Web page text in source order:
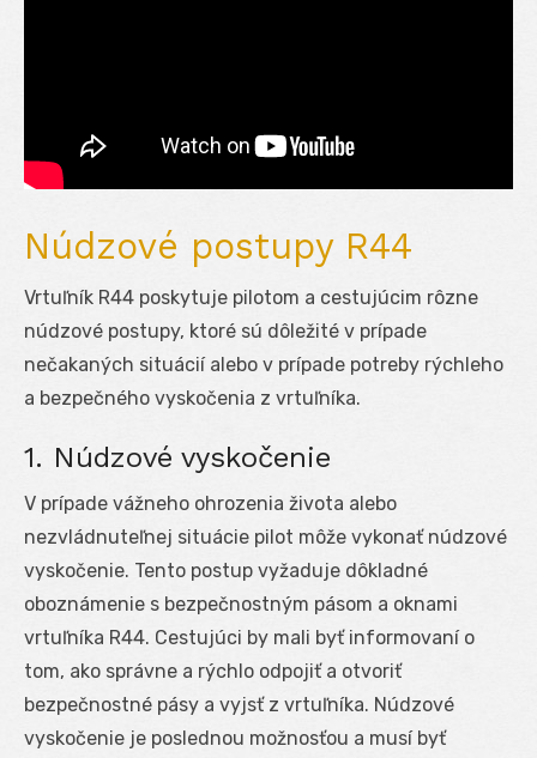
Núdzové postupy R44
Vrtuľník R44 poskytuje pilotom a cestujúcim rôzne
núdzové postupy, ktoré sú dôležité v prípade
nečakaných situácií alebo v prípade potreby rýchleho
a bezpečného vyskočenia z vrtuľníka.
1. Núdzové vyskočenie
V prípade vážneho ohrozenia života alebo
nezvládnuteľnej situácie pilot môže vykonať núdzové
vyskočenie. Tento postup vyžaduje dôkladné
oboznámenie s bezpečnostným pásom a oknami
vrtuľníka R44. Cestujúci by mali byť informovaní o
tom, ako správne a rýchlo odpojiť a otvoriť
bezpečnostné pásy a vyjsť z vrtuľníka. Núdzové
vyskočenie je poslednou možnosťou a musí byť